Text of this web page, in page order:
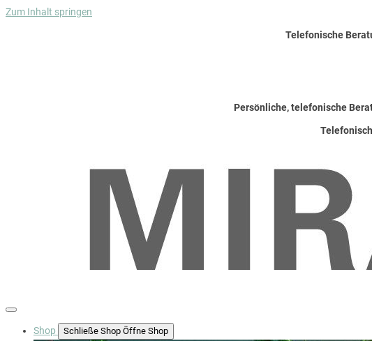
Zum Inhalt springen
Telefonische
Persönliche, telefonische
Shop Schließe Shop Öffne Shop